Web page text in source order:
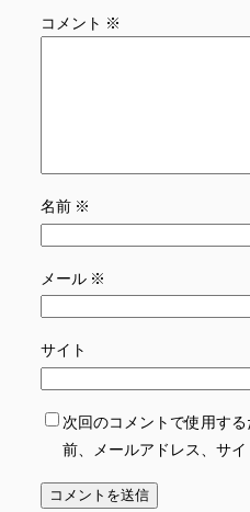
コメント ※
名前 ※
メール ※
サイト
次回のコメントで使用す
前、メールアドレス、サイ